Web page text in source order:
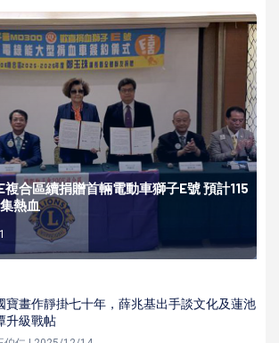
合區續捐贈首輛電動車獅子E號 預計115
熱血
寶畫作靜掛七十年，薛兆基出手談文化及蓮池
升級戰帖